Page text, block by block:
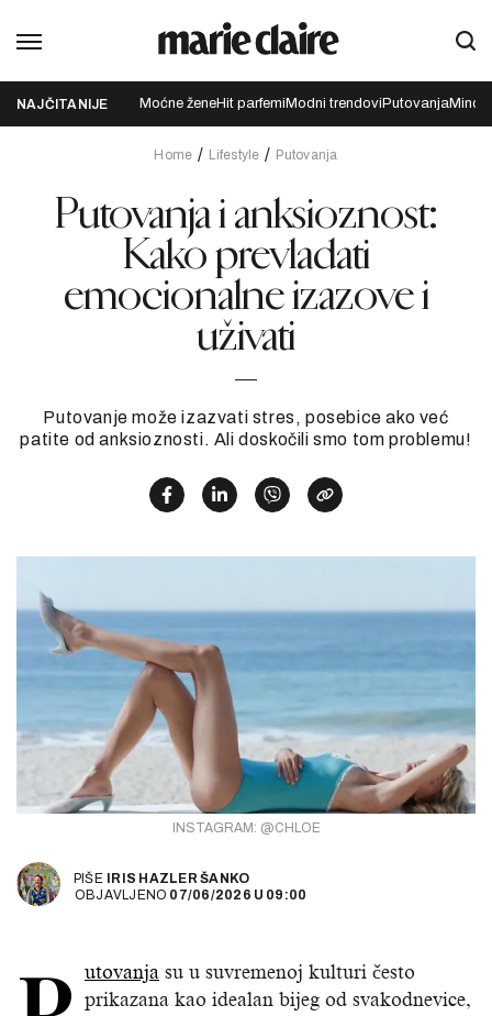
NAJČITANIJE Moćne ženeHit parfemi Modni trendovi Putovanja
Home Lifestyle Putovanja
Putovanja i anksioznost:
Kako prevladati
emocionalne izazove i
uživati
Putovanje može izazvati stres, posebice ako već
patite od anksioznosti. Ali doskočili smo tom problemu!
INSTAGRAM: @CHLOE
PIŠE IRIS HAZLER ŠANKO
OBJAVLJENO 07/06/2026 U 09:00
utovanja su u suvremenoj kulturi često
prikazana kao idealan bijeg od svakodnevice,